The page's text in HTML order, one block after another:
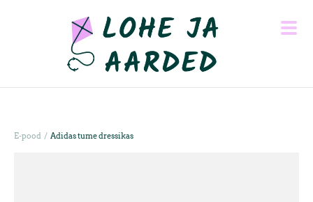
E-pood / Adidas tume dressikas